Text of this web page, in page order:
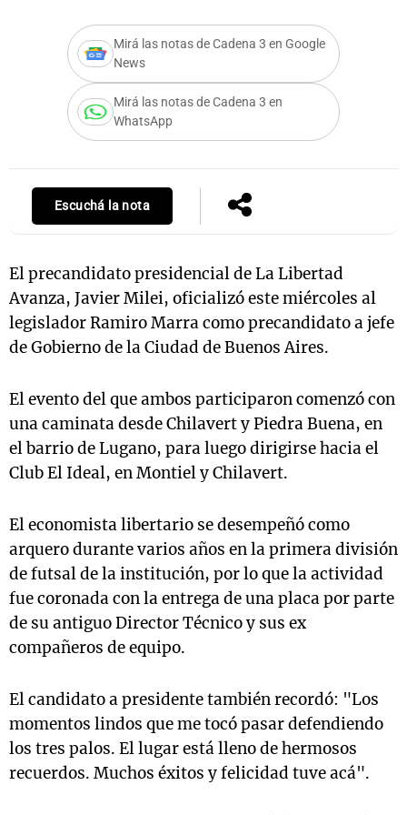
Mirá las notas de Cadena 3 en Google
News
Mirá las notas de Cadena 3 en
WhatsApp
Escuchá la nota
El precandidato presidencial de La Libertad
Avanza, Javier Milei, oficializó este miércoles al
legislador Ramiro Marra como precandidato a jefe
de Gobierno de la Ciudad de Buenos Aires.
El evento del que ambos participaron comenzó con
una caminata desde Chilavert y Piedra Buena, en
el barrio de Lugano, para luego dirigirse hacia el
Club El Ideal, en Montiel y Chilavert.
El economista libertario se desempeñó como
arquero durante varios años en la primera división
de futsal de la institución, por lo que la actividad
fue coronada con la entrega de una placa por parte
de su antiguo Director Técnico y sus ex
compañeros de equipo.
El candidato a presidente también recordó: "Los
momentos lindos que me tocó pasar defendiendo
los tres palos. El lugar está lleno de hermosos
recuerdos. Muchos éxitos y felicidad tuve acá".